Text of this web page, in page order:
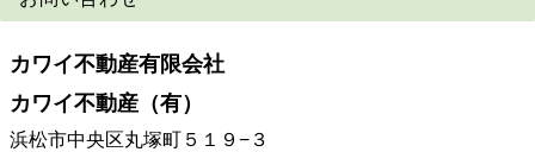
カワイ不動産有限会社
カワイ不動産（有）
浜松市中央区丸塚町５１９−３